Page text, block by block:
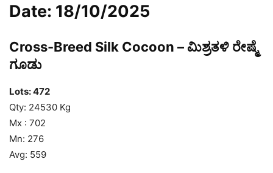
Date: 18/10/2025
Cross-Breed Silk Cocoon – ಮಿಶ್ರತಳಿ ರೇಷ್ಮೆ
ಗೂಡು
Lots: 472
Qty: 24530 Kg
Mx : 702
Mn: 276
Avg: 559